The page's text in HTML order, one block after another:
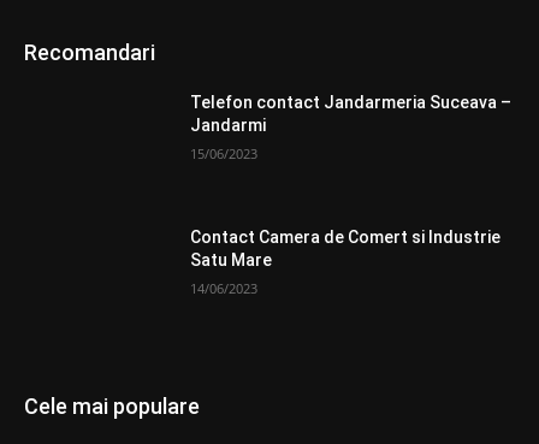
Recomandari
Telefon contact Jandarmeria Suceava –
Jandarmi
15/06/2023
Contact Camera de Comert si Industrie
Satu Mare
14/06/2023
Cele mai populare